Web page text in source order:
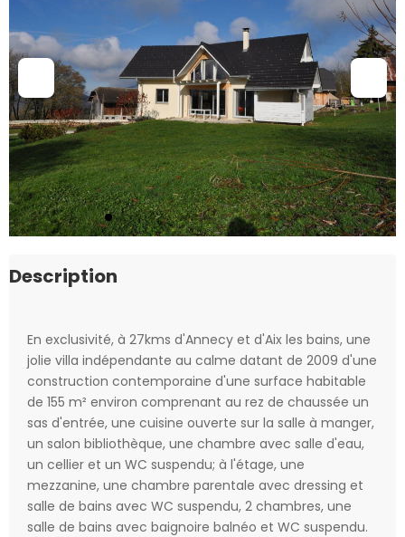
Description
En exclusivité, à 27kms d'Annecy et d'Aix les bains, une
jolie villa indépendante au calme datant de 2009 d'une
construction contemporaine d'une surface habitable
de 155 m² environ comprenant au rez de chaussée un
sas d'entrée, une cuisine ouverte sur la salle à manger,
un salon bibliothèque, une chambre avec salle d'eau,
un cellier et un WC suspendu; à l'étage, une
mezzanine, une chambre parentale avec dressing et
salle de bains avec WC suspendu, 2 chambres, une
salle de bains avec baignoire balnéo et WC suspendu.